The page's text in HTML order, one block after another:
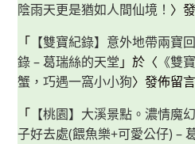
陰雨天更是猶如人間仙境！ 〉
「 【雙寶紀錄】意外地帶兩寶
錄 – 葛瑞絲的天堂 」於〈 《雙
蟹，巧遇一窩小小狗〉發佈留言
「 【桃園】大溪景點。濃情魔
子好去處(餵魚樂+可愛公仔) –